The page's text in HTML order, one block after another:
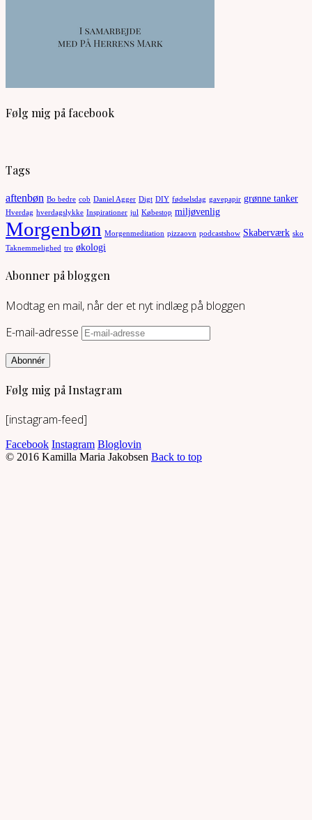
Følg mig på facebook
Tags
aftenbøn Bo bedre cob Daniel Agger Digt DIY fødselsdag gavepapir grønne tanker
Hverdag hverdagslykke Inspirationer jul Købestop miljøvenlig
Morgenbøn Morgenmeditation pizzaovn podcastshow Skaberværk sko
Taknemmelighed tro økologi
Abonner på bloggen
Modtag en mail, når der et nyt indlæg på bloggen
E-mail-adresse
Abonnér
Følg mig på Instagram
[instagram-feed]
Facebook Instagram Bloglovin
© 2016 Kamilla Maria Jakobsen Back to top